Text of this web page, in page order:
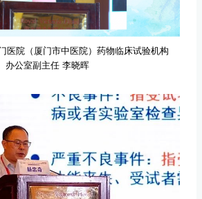
医院（厦门市中医院）药物临床试验机构
办公室副主任 李晓晖